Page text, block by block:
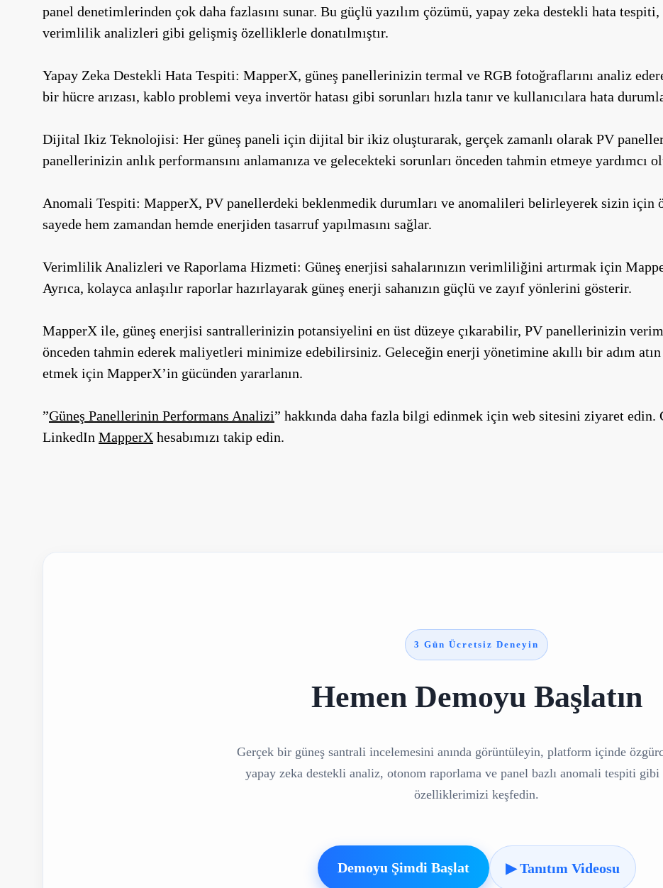
panel denetimlerinden çok daha fazlasını sunar. Bu güçlü yazılım çözümü, yapay zeka destekli hata
verimlilik analizleri gibi gelişmiş özelliklerle donatılmıştır.
Yapay Zeka Destekli Hata Tespiti: MapperX, güneş panellerinizin termal ve RGB fotoğraflarını analiz
bir hücre arızası, kablo problemi veya invertör hatası gibi sorunları hızla tanır ve kullanıcılara hata
Dijital Ikiz Teknolojisi: Her güneş paneli için dijital bir ikiz oluşturarak, gerçek zamanlı olarak PV
panellerinizin anlık performansını anlamanıza ve gelecekteki sorunları önceden tahmin etmeye yardımcı
Anomali Tespiti: MapperX, PV panellerdeki beklenmedik durumları ve anomalileri belirleyerek sizin için
sayede hem zamandan hemde enerjiden tasarruf yapılmasını sağlar.
Verimlilik Analizleri ve Raporlama Hizmeti: Güneş enerjisi sahalarınızın verimliliğini artırmak için
Ayrıca, kolayca anlaşılır raporlar hazırlayarak güneş enerji sahanızın güçlü ve zayıf yönlerini gösterir.
MapperX ile, güneş enerjisi santrallerinizin potansiyelini en üst düzeye çıkarabilir, PV panellerinizin
önceden tahmin ederek maliyetleri minimize edebilirsiniz. Geleceğin enerji yönetimine akıllı bir adım atın
etmek için MapperX’in gücünden yararlanın.
”Güneş Panellerinin Performans Analizi” hakkında daha fazla bilgi edinmek için web sitesini ziyaret
LinkedIn MapperX hesabımızı takip edin.
3 Gün Ücretsiz Deneyin
Hemen Demoyu Başlatın
Gerçek bir güneş santrali incelemesini anında görüntüleyin, platform içinde
yapay zeka destekli analiz, otonom raporlama ve panel bazlı anomali tespiti
özelliklerimizi keşfedin.
Demoyu Şimdi Başlat ▶ Tanıtım Videosu